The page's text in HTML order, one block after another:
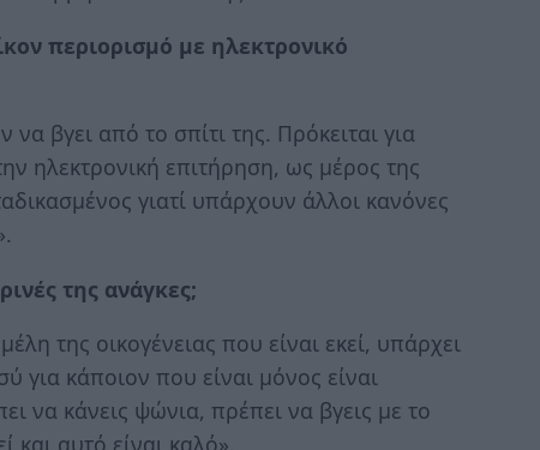
περιορισμό με ηλεκτρονικό
βγει από το σπίτι της. Πρόκειται για
ηλεκτρονική επιτήρηση, ως μέρος της
γιατί υπάρχουν άλλοι κανόνες
της ανάγκες;
της οικογένειας που είναι εκεί, υπάρχει
για κάποιον που είναι μόνος είναι
να κάνεις ψώνια, πρέπει να βγεις με το